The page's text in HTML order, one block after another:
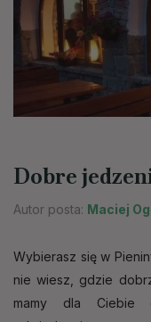
Dobre
Autor posta: Maciej
Wybierasz się w
nie wiesz, gdzie
mamy dla Ciebie